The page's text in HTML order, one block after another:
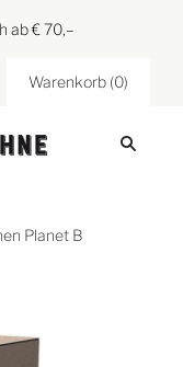
ab € 70,–
Warenkorb (0)
Planet B